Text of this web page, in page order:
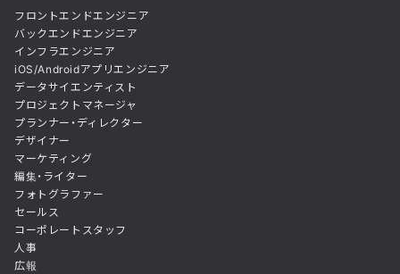
フロントエンドエンジニア
バックエンドエンジニア
インフラエンジニア
iOS/Androidアプリエンジニア
データサイエンティスト
プロジェクトマネージャ
プランナー・ディレクター
デザイナー
マーケティング
編集・ライター
フォトグラファー
セールス
コーポレートスタッフ
人事
広報